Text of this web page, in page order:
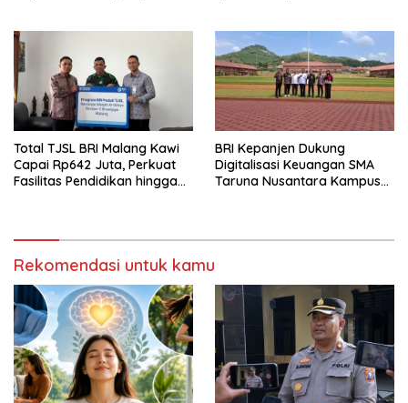
Total TJSL BRI Malang Kawi
Capai Rp642 Juta, Perkuat
Fasilitas Pendidikan hingga
BRI Kepanjen Dukung
Digitalisasi Keuangan SMA
Taruna Nusantara Kampus
Rekomendasi untuk kamu